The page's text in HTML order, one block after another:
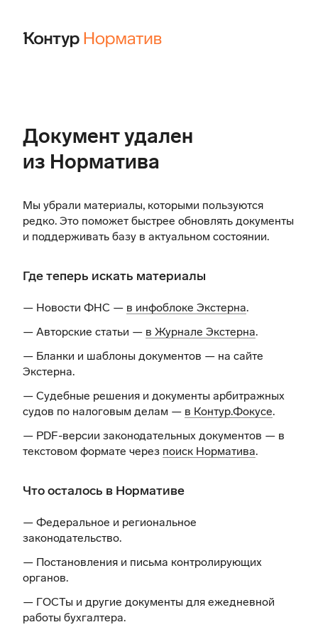
Документ удален
из Норматива
Мы убрали материалы, которыми пользуются
редко. Это поможет быстрее обновлять документы
и поддерживать базу в актуальном состоянии.
Где теперь искать материалы
— Новости ФНС — в инфоблоке Экстерна.
— Авторские статьи — в Журнале Экстерна.
— Бланки и шаблоны документов — на сайте
Экстерна.
— Судебные решения и документы арбитражных
судов по налоговым делам — в Контур.Фокусе.
— PDF-версии законодательных документов — в
текстовом формате через поиск Норматива.
Что осталось в Нормативе
— Федеральное и региональное
законодательство.
— Постановления и письма контролирующих
органов.
— ГОСТы и другие документы для ежедневной
работы бухгалтера.